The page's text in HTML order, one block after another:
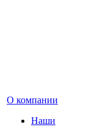
О компании
Наши